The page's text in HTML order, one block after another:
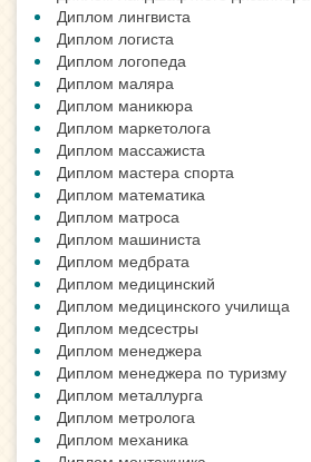
Диплом лингвиста
Диплом логиста
Диплом логопеда
Диплом маляра
Диплом маникюра
Диплом маркетолога
Диплом массажиста
Диплом мастера спорта
Диплом математика
Диплом матроса
Диплом машиниста
Диплом медбрата
Диплом медицинский
Диплом медицинского училища
Диплом медсестры
Диплом менеджера
Диплом менеджера по туризму
Диплом металлурга
Диплом метролога
Диплом механика